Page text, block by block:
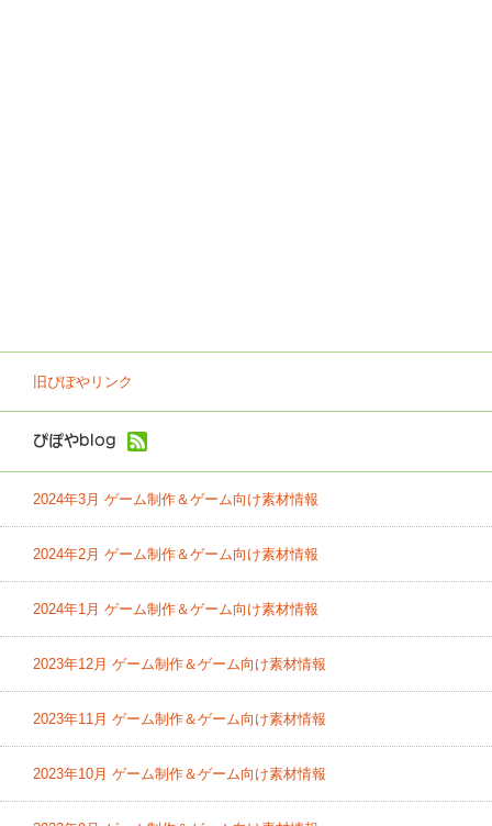
旧ぴぽやリンク
ぴぽやblog
2024年3月 ゲーム制作＆ゲーム向け素材情報
2024年2月 ゲーム制作＆ゲーム向け素材情報
2024年1月 ゲーム制作＆ゲーム向け素材情報
2023年12月 ゲーム制作＆ゲーム向け素材情報
2023年11月 ゲーム制作＆ゲーム向け素材情報
2023年10月 ゲーム制作＆ゲーム向け素材情報